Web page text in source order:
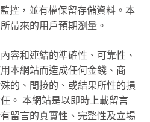
控，並有權保留存儲資料。本
帶來的用戶預期瀏量。
容和連結的準確性、可靠性、
本網站而造成任何金錢、商
的、間接的、或結果所性的損
。 本網站是以即時上載留言
留言的真實性、完整性及立場